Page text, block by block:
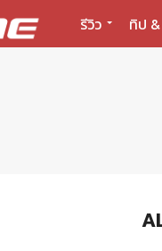
รีวิว ทิป